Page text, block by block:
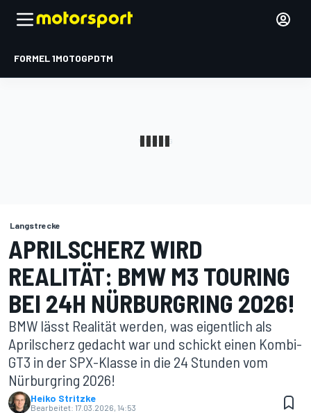
FORMEL 1MOTOGPDTM
Langstrecke
APRILSCHERZ WIRD
REALITÄT: BMW M3 TOURING
BEI 24H NÜRBURGRING 2026!
BMW lässt Realität werden, was eigentlich als
Aprilscherz gedacht war und schickt einen Kombi-
GT3 in der SPX-Klasse in die 24 Stunden vom
Nürburgring 2026!
Heiko Stritzke
Bearbeitet: 17.03.2026, 14:53